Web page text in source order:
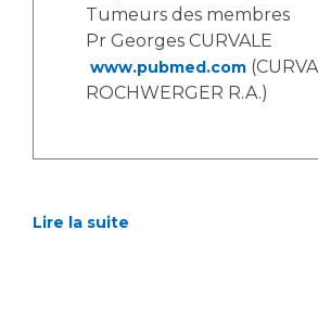
Tumeurs des membres
Pr Georges CURVALE
www.pubmed.com
ROCHWERGER R.A.)
Lire la suite